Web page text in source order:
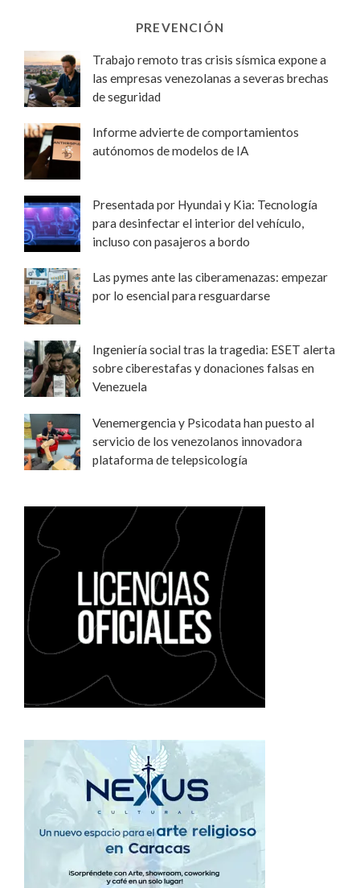
PREVENCIÓN
Trabajo remoto tras crisis sísmica expone a
las empresas venezolanas a severas brechas
de seguridad
Informe advierte de comportamientos
autónomos de modelos de IA
Presentada por Hyundai y Kia: Tecnología
para desinfectar el interior del vehículo,
incluso con pasajeros a bordo
Las pymes ante las ciberamenazas: empezar
por lo esencial para resguardarse
Ingeniería social tras la tragedia: ESET alerta
sobre ciberestafas y donaciones falsas en
Venezuela
Venemergencia y Psicodata han puesto al
servicio de los venezolanos innovadora
plataforma de telepsicología